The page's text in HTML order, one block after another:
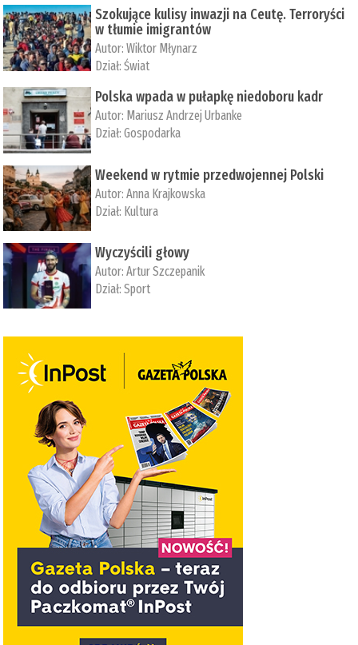
Szokujące kulisy inwazji na Ceutę. Terroryści
w tłumie imigrantów
Autor:Wiktor Młynarz
Dział:Świat
Polska wpada w pułapkę niedoboru kadr
Autor: Mariusz Andrzej Urbanke
Dział:Gospodarka
Weekend w rytmie przedwojennej Polski
Autor:Anna Krajkowska
Dział: Kultura
Wyczyścili głowy
Autor:Artur Szczepanik
Dział:Sport